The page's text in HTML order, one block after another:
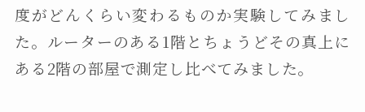
度がどんくらい変わるものか実験してみまし
た。ルーターのある1階とちょうどその真上に
ある2階の部屋で測定し比べてみました。